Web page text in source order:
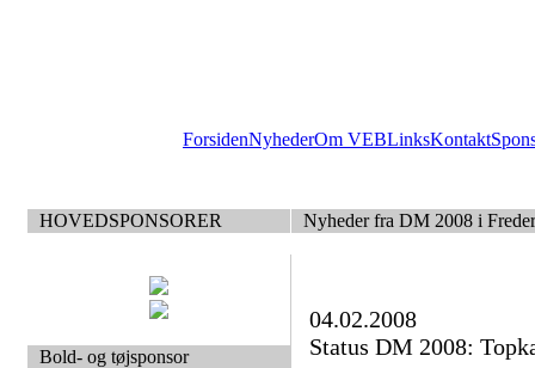
ForsidenNyhederOm VEBLinksKontakt
HOVEDSPONSORER Nyheder fra DM 2008 i
Bold- og tøjsponsor
04.02.2008
Status DM 2008: